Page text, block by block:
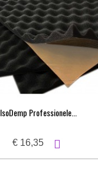
IsoDemp Professionele...
€ 16,35